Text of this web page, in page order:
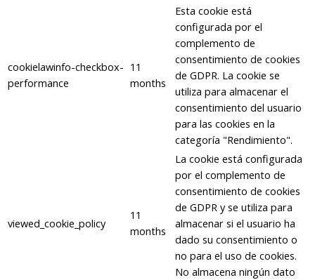
cookielawinfo-checkbox-
performance
11
months
Esta cookie está
configurada por el
complemento de
consentimiento de cookies
de GDPR. La cookie se
utiliza para almacenar el
consentimiento del usuario
para las cookies en la
categoría "Rendimiento".
viewed_cookie_policy
11
months
La cookie está configurada
por el complemento de
consentimiento de cookies
de GDPR y se utiliza para
almacenar si el usuario ha
dado su consentimiento o
no para el uso de cookies.
No almacena ningún dato